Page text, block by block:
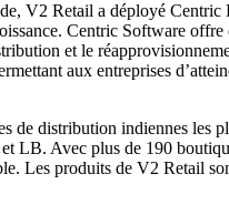
V2 Retail a déployé
Centric Software
et le
aux entreprises
distribution indiennes les
LB. Avec plus de 190
Les produits de V2 Retail